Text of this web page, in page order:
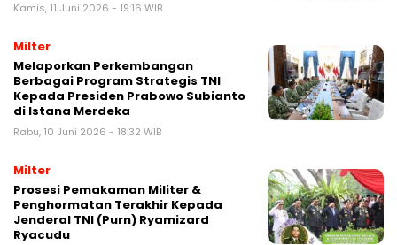
Kamis, 11 Juni 2026 - 19:16 WIB
Milter
Melaporkan Perkembangan
Berbagai Program Strategis TNI
Kepada Presiden Prabowo Subianto
di Istana Merdeka
Rabu, 10 Juni 2026 - 18:32 WIB
Milter
Prosesi Pemakaman Militer &
Penghormatan Terakhir Kepada
Jenderal TNI (Purn) Ryamizard
Ryacudu